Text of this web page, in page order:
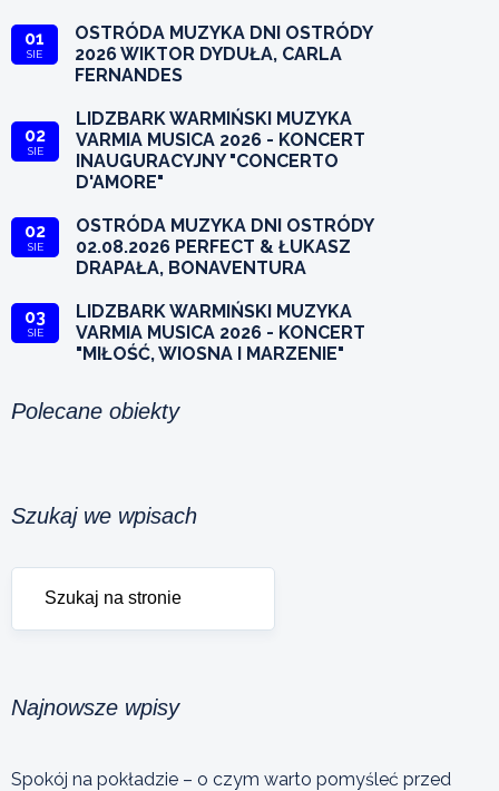
01
SIE
OSTRÓDA MUZYKA DNI OSTRÓDY
2026 WIKTOR DYDUŁA, CARLA
FERNANDES
02
SIE
LIDZBARK WARMIŃSKI MUZYKA
VARMIA MUSICA 2026 - KONCERT
INAUGURACYJNY "CONCERTO
D'AMORE"
02
SIE
OSTRÓDA MUZYKA DNI OSTRÓDY
02.08.2026 PERFECT & ŁUKASZ
DRAPAŁA, BONAVENTURA
03
SIE
LIDZBARK WARMIŃSKI MUZYKA
VARMIA MUSICA 2026 - KONCERT
"MIŁOŚĆ, WIOSNA I MARZENIE"
Polecane obiekty
Szukaj we wpisach
Najnowsze wpisy
Spokój na pokładzie – o czym warto pomyśleć przed